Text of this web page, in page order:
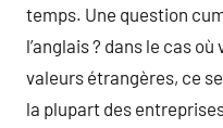
temps. Une question
l’anglais ? dans le cas
valeurs étrangères, ce
la plupart des